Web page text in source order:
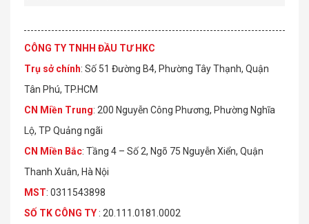
CÔNG TY TNHH ĐẦU TƯ HKC
Trụ sở chính: Số 51 Đường B4, Phường Tây Thạnh, Quận
Tân Phú, TP.HCM
CN Miền Trung: 200 Nguyễn Công Phương, Phường Nghĩa
Lộ, TP Quảng ngãi
CN Miền Bắc: Tầng 4 – Số 2, Ngõ 75 Nguyễn Xiển, Quận
Thanh Xuân, Hà Nội
MST: 0311543898
SỐ TK CÔ NG TY : 20.111.0181.0002